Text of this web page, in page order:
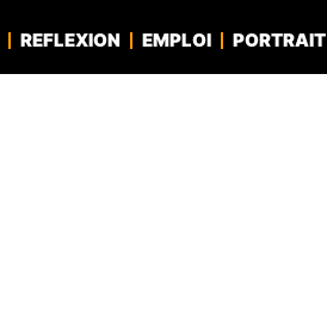
REFLEXION EMPLOI PORTRAIT